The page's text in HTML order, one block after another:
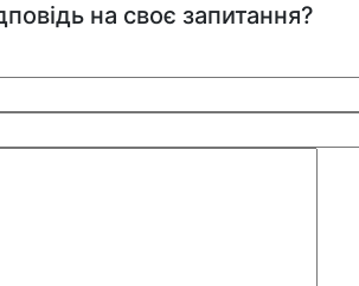
на своє запитання?